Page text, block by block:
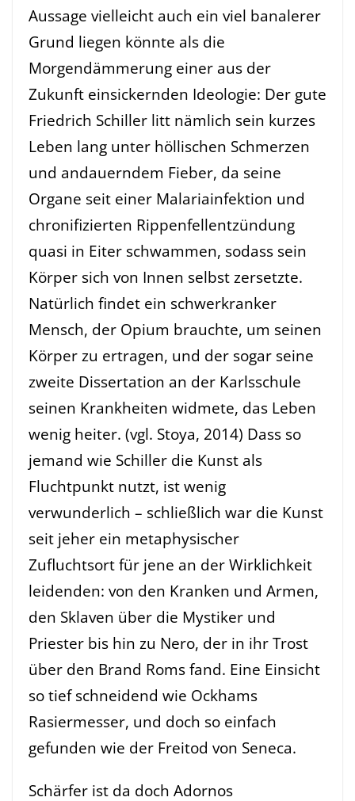
Aussage vielleicht auch ein viel banalerer
Grund liegen könnte als die
Morgendämmerung einer aus der
Zukunft einsickernden Ideologie: Der gute
Friedrich Schiller litt nämlich sein kurzes
Leben lang unter höllischen Schmerzen
und andauerndem Fieber, da seine
Organe seit einer Malariainfektion und
chronifizierten Rippenfellentzündung
quasi in Eiter schwammen, sodass sein
Körper sich von Innen selbst zersetzte.
Natürlich findet ein schwerkranker
Mensch, der Opium brauchte, um seinen
Körper zu ertragen, und der sogar seine
zweite Dissertation an der Karlsschule
seinen Krankheiten widmete, das Leben
wenig heiter. (vgl. Stoya, 2014) Dass so
jemand wie Schiller die Kunst als
Fluchtpunkt nutzt, ist wenig
verwunderlich – schließlich war die Kunst
seit jeher ein metaphysischer
Zufluchtsort für jene an der Wirklichkeit
leidenden: von den Kranken und Armen,
den Sklaven über die Mystiker und
Priester bis hin zu Nero, der in ihr Trost
über den Brand Roms fand. Eine Einsicht
so tief schneidend wie Ockhams
Rasiermesser, und doch so einfach
gefunden wie der Freitod von Seneca.
Schärfer ist da doch Adornos